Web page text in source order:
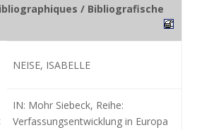
/ Bibliografische
NEISE, ISABELLE
IN: Mohr Siebeck, Reihe:
Verfassungsentwicklung in Europa